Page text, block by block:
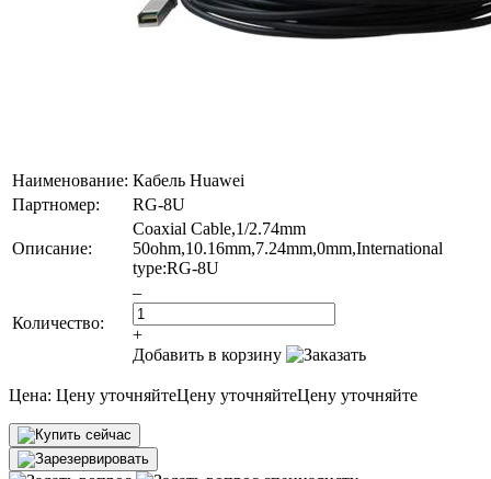
Наименование: Кабель Huawei
Партномер:
RG-8U
Описание:
Coaxial Cable,1/2.74mm
50ohm,10.16mm,7.24mm,0mm,International
type:RG-8U
Количество:
–
+
Добавить в корзину
Цена: Цену уточняйтеЦену уточняйтеЦену уточняйте